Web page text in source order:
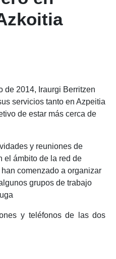
de 2014, Iraurgi Berritzen
servicios tanto en Azpeitia
de estar más cerca de
y reuniones de
el ámbito de la red de
comenzado a organizar
grupos de trabajo
y teléfonos de las dos